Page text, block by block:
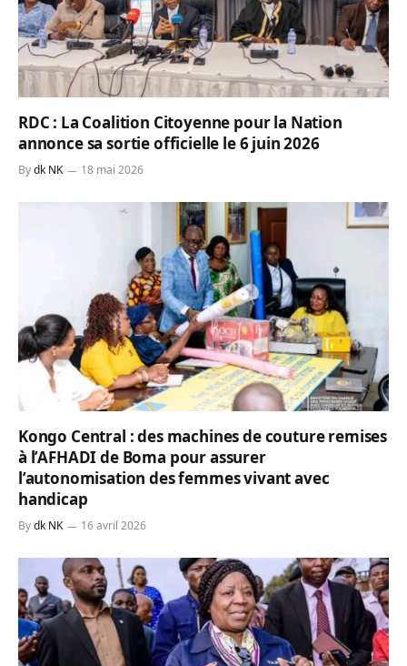
RDC : La Coalition Citoyenne pour la Nation
annonce sa sortie officielle le 6 juin 2026
Bydk NK 18 mai 2026
Kongo Central : des machines de couture remises
à l’AFHADI de Boma pour assurer
l’autonomisation des femmes vivant avec
handicap
Bydk NK 16 avril 2026